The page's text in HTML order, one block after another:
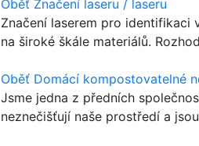
Oběť Značení laseru / laseru
Značení laserem pro
na široké škále materiálů.
Oběť Domácí kompostovatelné
Jsme jedna z předních
neznečišťují naše prostředí a